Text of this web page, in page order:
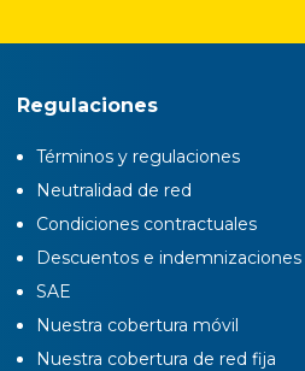
Regulaciones
Términos y regulaciones
Neutralidad de red
Condiciones contractuales
Descuentos e indemnizaciones
SAE
Nuestra cobertura móvil
Nuestra cobertura de red fija